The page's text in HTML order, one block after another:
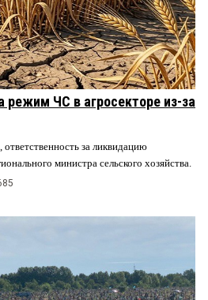
режим ЧС в агросекторе из-за
за ликвидацию
министра сельского хозяйства.